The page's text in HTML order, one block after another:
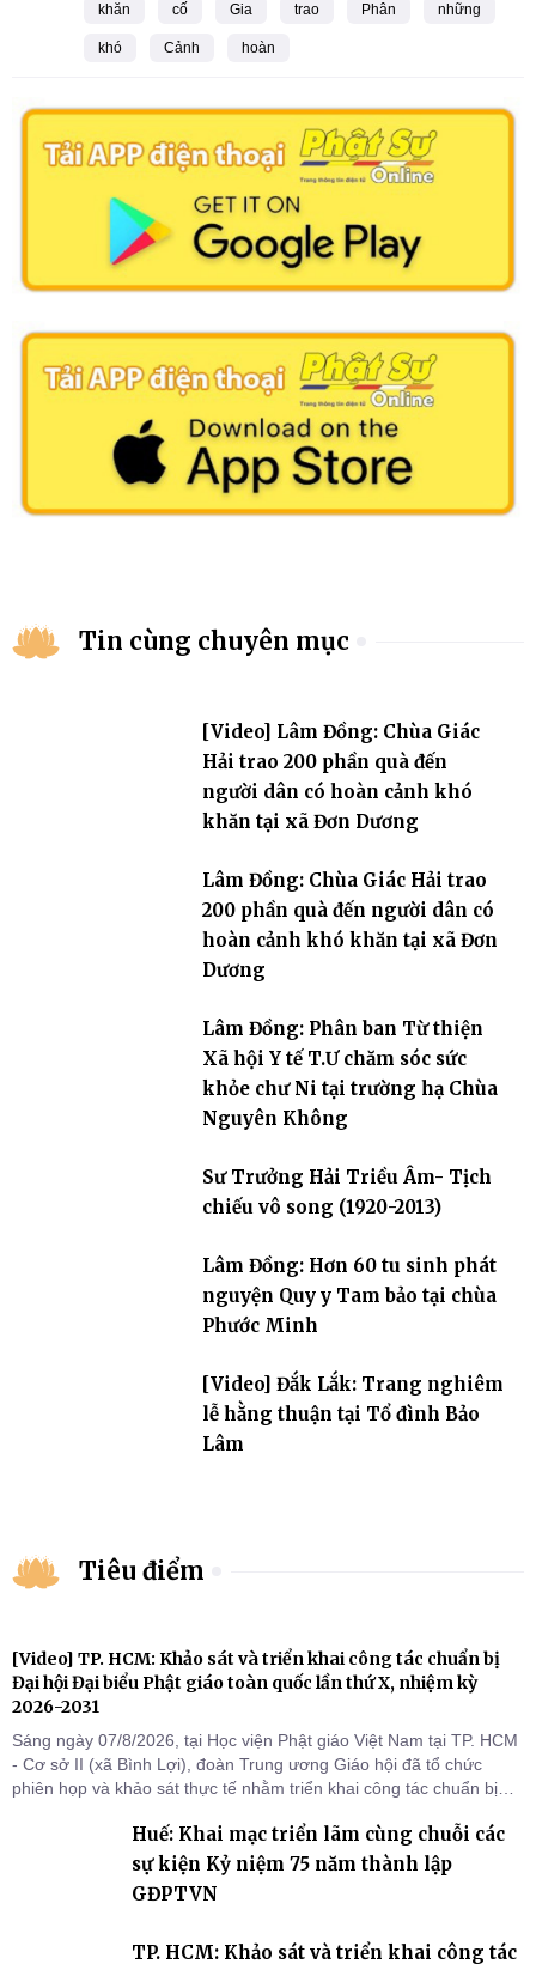
khăn cố Gia trao Phân những
khó Cảnh hoàn
Tin cùng chuyên mục
[Video] Lâm Đồng: Chùa Giác
Hải trao 200 phần quà đến
người dân có hoàn cảnh khó
khăn tại xã Đơn Dương
Lâm Đồng: Chùa Giác Hải trao
200 phần quà đến người dân có
hoàn cảnh khó khăn tại xã Đơn
Dương
Lâm Đồng: Phân ban Từ thiện
Xã hội Y tế T.Ư chăm sóc sức
khỏe chư Ni tại trường hạ Chùa
Nguyên Không
Sư Trưởng Hải Triều Âm- Tịch
chiếu vô song (1920-2013)
Lâm Đồng: Hơn 60 tu sinh phát
nguyện Quy y Tam bảo tại chùa
Phước Minh
[Video] Đắk Lắk: Trang nghiêm
lễ hằng thuận tại Tổ đình Bảo
Lâm
Tiêu điểm
[Video] TP. HCM: Khảo sát và triển khai công tác chuẩn bị
Đại hội Đại biểu Phật giáo toàn quốc lần thứ X, nhiệm kỳ
2026-2031
Sáng ngày 07/8/2026, tại Học viện Phật giáo Việt Nam tại TP. HCM
- Cơ sở II (xã Bình Lợi), đoàn Trung ương Giáo hội đã tổ chức
phiên họp và khảo sát thực tế nhằm triển khai công tác chuẩn bị
Huế: Khai mạc triển lãm cùng chuỗi các
sự kiện Kỷ niệm 75 năm thành lập
GĐPTVN
TP. HCM: Khảo sát và triển khai công tác